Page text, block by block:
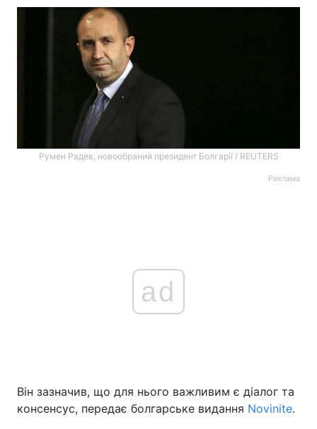
Румен Радев, новообраний президент Болгарії / REUTERS
Реклама
ad
Він зазначив, що для нього важливим є діалог та
консенсус, передає болгарське видання Novinite.